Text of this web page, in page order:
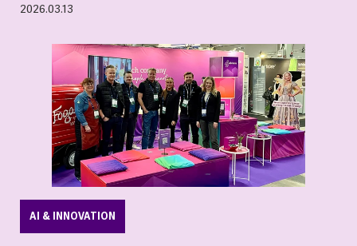
2026.03.13
AI & INNOVATION